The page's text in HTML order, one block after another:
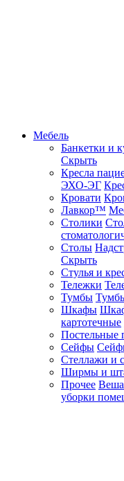
Мебель
Банкетки и
Скрыть
Кресла
ЭХО-ЭГ
Кровати
Лавкор™
Столики
Столы
Скрыть
Стулья и
Тележки
Тумбы
Шкафы
картотечные
Постельные
Сейфы
Стеллажи и
Ширмы и
Прочее
уборки